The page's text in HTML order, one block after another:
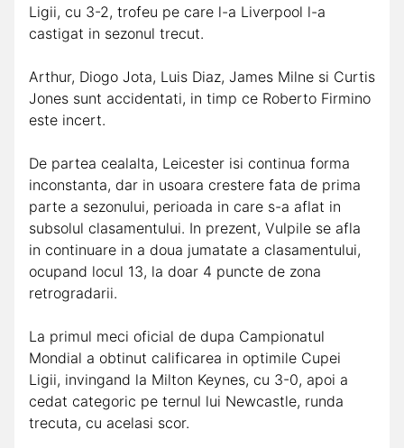
Ligii, cu 3-2, trofeu pe care l-a Liverpool l-a
castigat in sezonul trecut.
Arthur, Diogo Jota, Luis Diaz, James Milne si Curtis
Jones sunt accidentati, in timp ce Roberto Firmino
este incert.
De partea cealalta, Leicester isi continua forma
inconstanta, dar in usoara crestere fata de prima
parte a sezonului, perioada in care s-a aflat in
subsolul clasamentului. In prezent, Vulpile se afla
in continuare in a doua jumatate a clasamentului,
ocupand locul 13, la doar 4 puncte de zona
retrogradarii.
La primul meci oficial de dupa Campionatul
Mondial a obtinut calificarea in optimile Cupei
Ligii, invingand la Milton Keynes, cu 3-0, apoi a
cedat categoric pe ternul lui Newcastle, runda
trecuta, cu acelasi scor.